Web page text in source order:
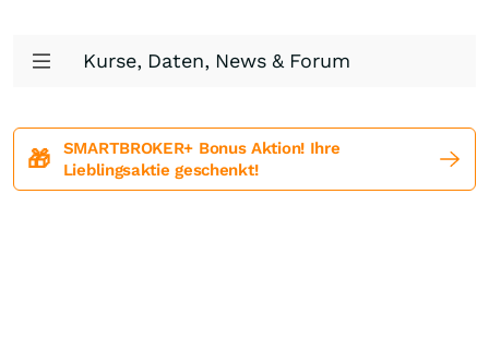
Kurse, Daten, News & Forum
🎁
SMARTBROKER+ Bonus Aktion! Ihre
Lieblingsaktie geschenkt!